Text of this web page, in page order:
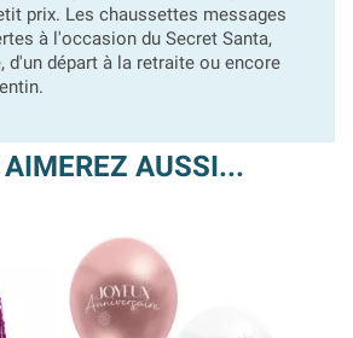
prix. Les chaussettes messages
à l'occasion du Secret Santa,
d'un départ à la retraite ou encore
AUSSI...